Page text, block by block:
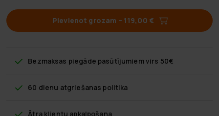
Pievienot grozam – 119,00 €
Bezmaksas piegāde pasūtījumiem virs 50€
60 dienu atgriešanas politika
Ātra klientu apkalpošana